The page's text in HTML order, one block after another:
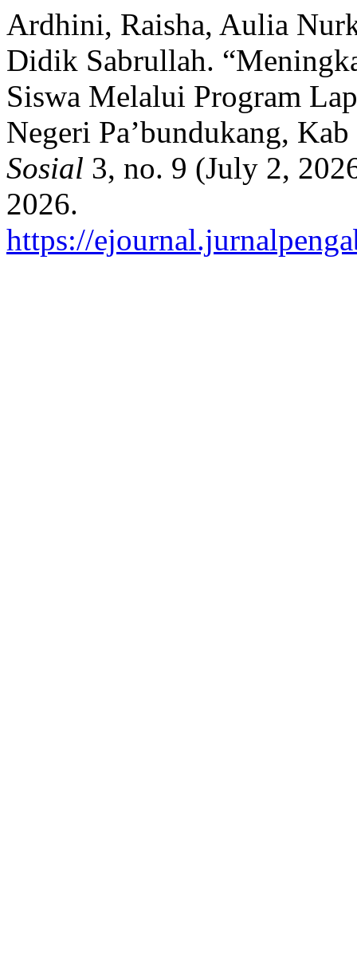
Ardhini, Raisha, Aulia
Didik Sabrullah.
Siswa Melalui Program
Negeri Pa’bundukang,
Sosial 3, no. 9 (July 2,
2026.
https://